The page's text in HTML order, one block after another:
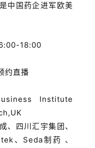
中国药企进军欧美
18:00
约直播
Institute
、四川汇宇集团、
、Seda制药 、